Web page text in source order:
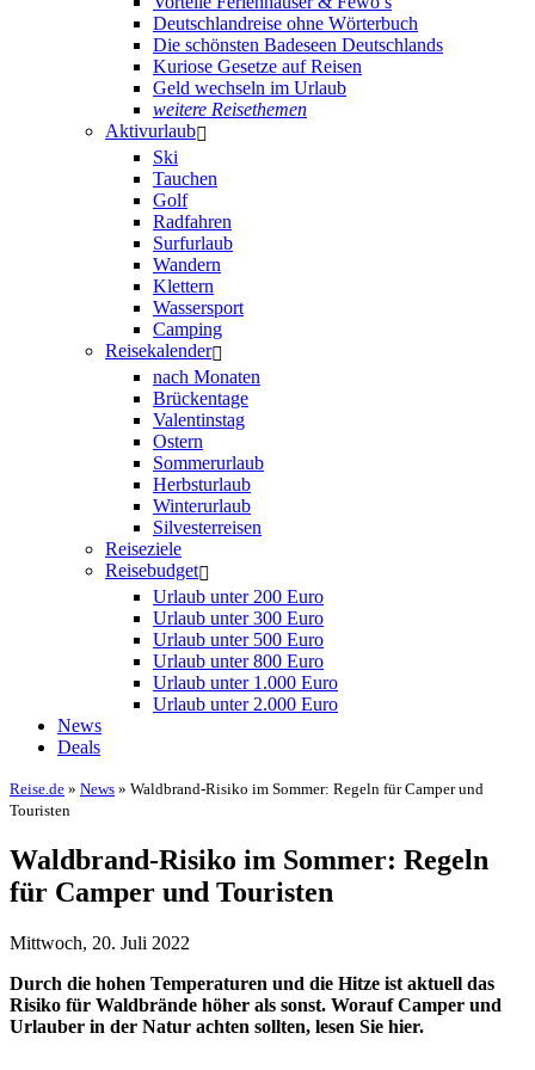
Deutschlandreise ohne Wörterbuch
Die schönsten Badeseen Deutschlands
Kuriose Gesetze auf Reisen
Geld wechseln im Urlaub
weitere Reisethemen
Aktivurlaub
Ski
Tauchen
Golf
Radfahren
Surfurlaub
Wandern
Klettern
Wassersport
Camping
Reisekalender
nach Monaten
Brückentage
Valentinstag
Ostern
Sommerurlaub
Herbsturlaub
Winterurlaub
Silvesterreisen
Reiseziele
Reisebudget
Urlaub unter 200 Euro
Urlaub unter 300 Euro
Urlaub unter 500 Euro
Urlaub unter 800 Euro
Urlaub unter 1.000 Euro
Urlaub unter 2.000 Euro
News
Deals
Reise.de » News » Waldbrand-Risiko im Sommer: Regeln für Camper und
Touristen
Waldbrand-Risiko im Sommer: Regeln
für Camper und Touristen
Mittwoch, 20. Juli 2022
Durch die hohen Temperaturen und die Hitze ist aktuell das
Risiko für Waldbrände höher als sonst. Worauf Camper und
Urlauber in der Natur achten sollten, lesen Sie hier.